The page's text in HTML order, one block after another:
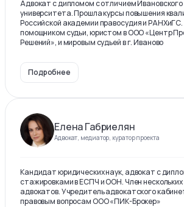
Адвокат с дипломом с отличием
университета. Прошла курсы повышения
Российской академии правосудия и
помощником судьи, юристом в ООО «Центр
Решений», и мировым судьей в г. Иваново
Подробнее
Елена Габриелян
Адвокат, медиатор, куратор проекта
Кандидат юридических наук, адвокат с
стажировками в ЕСПЧ и ООН. Член нескольких
адвокатов. Учредитель адвокатского
правовым вопросам ООО «ПИК-Брокер»